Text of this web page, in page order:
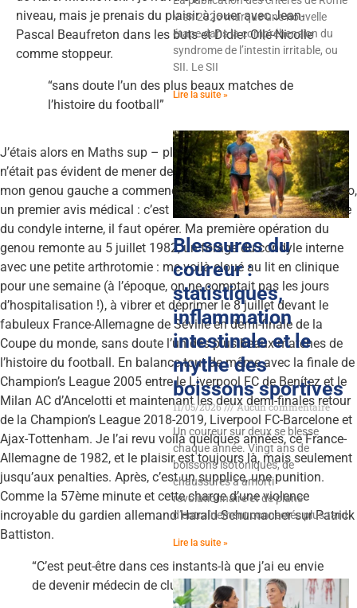
niveau, mais je prenais du plaisir à jouer avec Jean-
Pascal Beaufreton dans les buts et Didier Ollé-Nicolle
comme stoppeur.
“sans doute l’un des plus beaux matches de
l’histoire du football”
J’étais alors en Maths sup – plus pour très longtemps – et il
n’était pas évident de mener de front les deux activités. Et puis
mon genou gauche a commencé à « m’emmerder » … Une radio,
un premier avis médical : c’est une ostéochondrite disséquante
du condyle interne, il faut opérer. Ma première opération du
genou remonte au 5 juillet 1982, un forage du condyle interne
avec une petite arthrotomie : me voilà cloué au lit en clinique
pour une semaine (à l’époque, on ne comptait pas les jours
d’hospitalisation !), à vibrer et déprimer le 8 juillet devant le
fabuleux France-Allemagne de Séville en demi-finale de la
Coupe du monde, sans doute l’un des plus beaux matches de
l’histoire du football. En balance tout de même avec la finale de
Champion’s League 2005 entre le Liverpool FC de Benítez et le
Milan AC d’Ancelotti et maintenant les deux demi-finales retour
de la Champion’s League 2018-2019, Liverpool FC-Barcelone et
Ajax-Tottenham. Je l’ai revu voilà quelques années, ce France-
Allemagne de 1982, et le plaisir est toujours là, mais seulement
jusqu’aux penalties. Après, c’est un supplice, une punition.
Comme la 57ème minute et cette charge d’une violence
incroyable du gardien allemand Harald Schumacher sur Patrick
Battiston.
“C’est peut-être dans ces instants-là que j’ai eu envie
de devenir médecin de club”
V en 2026 marque une nouvelle
étape dans la compréhension du
syndrome de l’intestin irritable, ou
SII. Le SII
Lire la suite »
Blessures du
coureur :
statistiques,
inflammation
intestinale et le
mythe des
boissons sportives
11/05/2026
Aucun commentaire
Un coureur sur deux se blesse
chaque année. Vingt ans de
boissons isotoniques, de
chaussures à amorti
révolutionnaire et de plans
d’entraînement connectés plus tard
Lire la suite »